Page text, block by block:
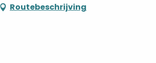
Routebeschrijving